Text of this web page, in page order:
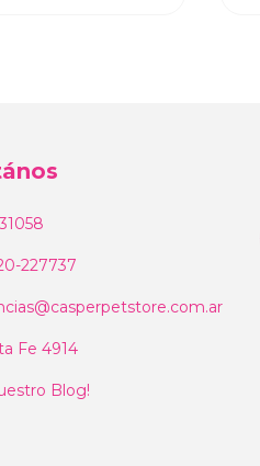
227737
Fe 4914
Blog!